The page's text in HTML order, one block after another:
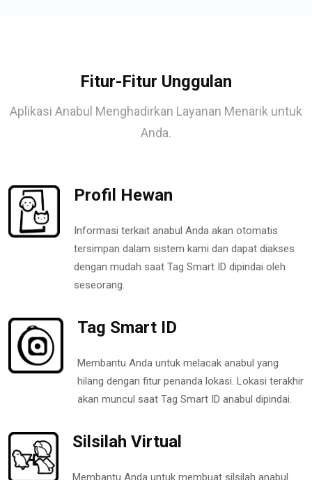
Fitur-Fitur Unggulan
Aplikasi Anabul Menghadirkan Layanan Menarik untuk
Anda.
Profil Hewan
Informasi terkait anabul Anda akan otomatis
tersimpan dalam sistem kami dan dapat diakses
dengan mudah saat Tag Smart ID dipindai oleh
seseorang.
Tag Smart ID
Membantu Anda untuk melacak anabul yang
hilang dengan fitur penanda lokasi. Lokasi terakhir
akan muncul saat Tag Smart ID anabul dipindai.
Silsilah Virtual
Membantu Anda untuk membuat silsilah anabul